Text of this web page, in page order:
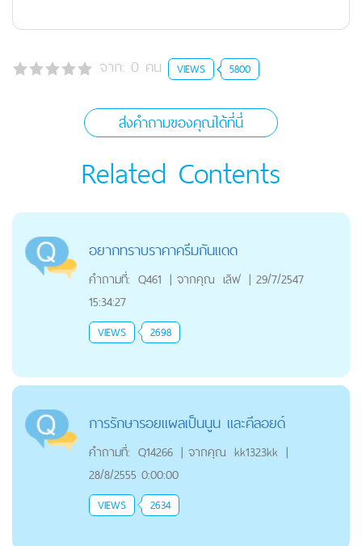
จาก: 0 คน VIEWS 5800
ส่งคำถามของคุณได้ที่นี่
Related Contents
อยากทราบราคาครีมกันแดด
คำถามที่: Q461 | จากคุณ เลิฟ | 29/7/2547
15:34:27
VIEWS 2698
การรักษารอยแผลเป็นนูน และคีลอยด์
คำถามที่: Q14266 | จากคุณ kk1323kk |
28/8/2555 0:00:00
VIEWS 2634